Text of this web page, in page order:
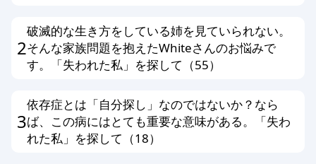
2
破滅的な生き方をしている姉を見ていられない。
そんな家族問題を抱えたWhiteさんのお悩みで
す。「失われた私」を探して（55）
3
依存症とは「自分探し」なのではないか？なら
ば、この病にはとても重要な意味がある。「失わ
れた私」を探して（18）